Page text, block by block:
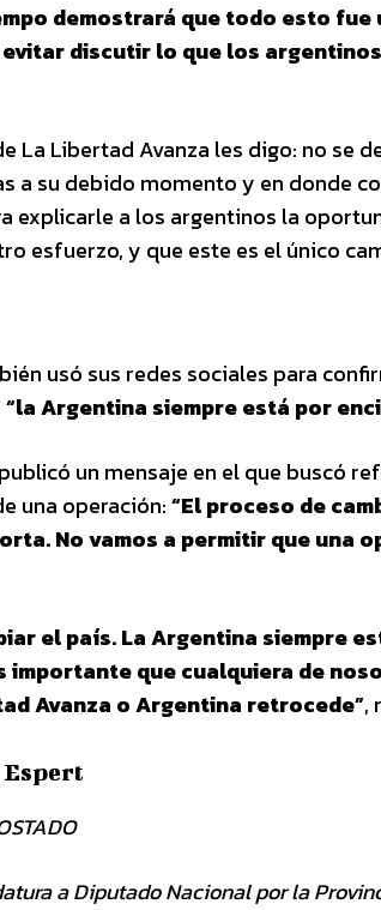
demostrará que todo esto fue
discutir lo que los
La Libertad Avanza les digo: no se
a su debido momento y en donde
explicarle a los argentinos la
esfuerzo, y que este es el único
usó sus redes sociales para
“la Argentina siempre está por
un mensaje en el que buscó
una operación:“El proceso de
No vamos a permitir que una
el país. La Argentina siempre
importante que cualquiera de
Avanza o Argentina retrocede”,
Espert
a Diputado Nacional por la